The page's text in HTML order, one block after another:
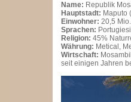
Name: Republik
Hauptstadt: Maputo
Einwohner: 20,5 Mio.
Sprachen:
Religion: 45%
Währung: Metical,
Wirtschaft:
seit einigen Jahren